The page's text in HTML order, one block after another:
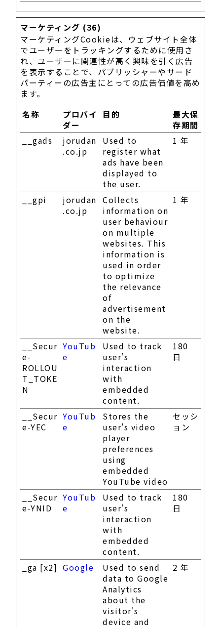
マーケティング (36)
マーケティングCookieは、ウェブサイト全体
でユーザーをトラッキングするために使用さ
れ、ユーザーに関連性が高く興味を引く広告
を表示することで、パブリッシャーやサード
パーティーの広告主にとっての広告価値を高め
ます。
名称
プロバイ
ダー
目的
最大保
存期間
__gads
jorudan
.co.jp
Used to
register what
ads have been
displayed to
the user.
1 年
__gpi
jorudan
.co.jp
Collects
information on
user behaviour
on multiple
websites. This
information is
used in order
to optimize
the relevance
of
advertisement
on the
website.
1 年
__Secur
e-
ROLLOU
T_TOKE
N
YouTub
e
Used to track
user’s
interaction
with
embedded
content.
180
日
__Secur
e-YEC
YouTub
e
Stores the
user's video
player
preferences
using
embedded
YouTube video
セッシ
ョン
__Secur
e-YNID
YouTub
e
Used to track
user’s
interaction
with
embedded
content.
180
日
_ga [x2] Google
Used to send
data to Google
Analytics
about the
visitor's
device and
2 年